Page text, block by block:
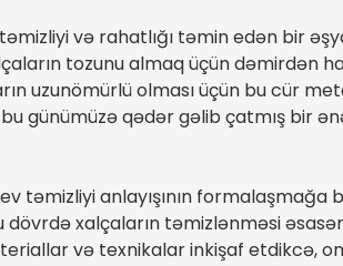
və rahatlığı təmin edən bir
tozunu almaq üçün dəmirdən
uzunömürlü olması üçün bu cür
günümüzə qədər gəlib çatmış bir
təmizliyi anlayışının formalaşmağa
xalçaların təmizlənməsi
və texnikalar inkişaf etdikcə,